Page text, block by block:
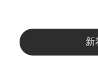
新